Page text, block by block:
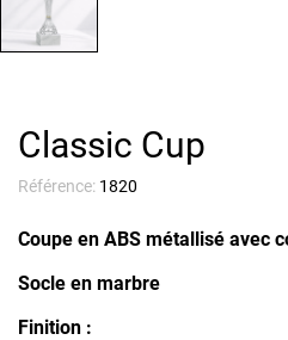
Classic Cup
Référence: 1820
Coupe en ABS métallisé avec
Socle en marbre
Finition :